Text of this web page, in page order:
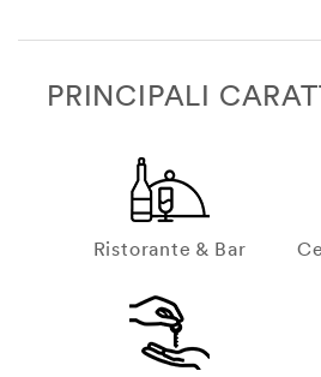
PRINCIPALI
Ristorante & Bar